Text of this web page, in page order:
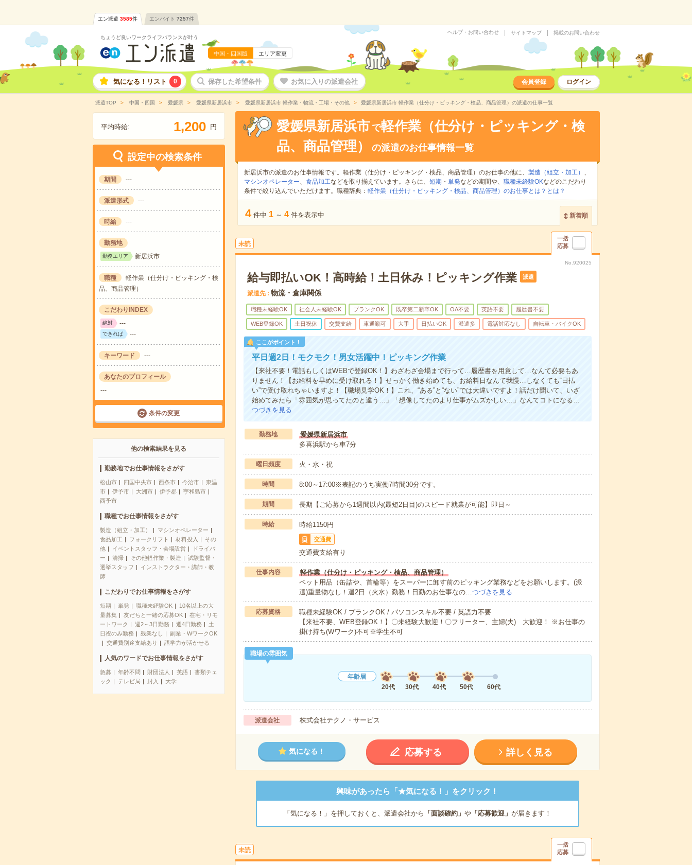
エン派遣 3585件 エンバイト 7257件
ちょうど良いワークライフバランスが叶う
中国・四国版 エリア変更
ヘルプ・お問い合わせ サイトマップ 掲載のお問い合わせ
気になる！リスト 0 保存した希望条件 お気に入りの派遣会社 会員登録 ログイン
派遣TOP 中国・四国 愛媛県 愛媛県新居浜市 愛媛県新居浜市 軽作業・物流・工場・その他 愛媛県新居浜市 軽作業（仕分け・ピッキング・検品、商品管理）の派遣の仕事一覧
平均時給: 1,200 円
設定中の検索条件
期間 ---
派遣形式 ---
時給 ---
勤務地
勤務エリア 新居浜市
職種
軽作業（仕分け・ピッキング・検
品、商品管理）
こだわりINDEX
絶対 ---
できれば ---
キーワード ---
あなたのプロフィール
---
条件の変更
他の検索結果を見る
勤務地でお仕事情報をさがす
松山市 四国中央市 西条市 今治市
東温
市
伊予市 大洲市 伊予郡
宇和島市
西予市
職種でお仕事情報をさがす
製造（組立・加工）
マシンオペレーター
食品加工
フォークリフト 材料投入
その
他
イベントスタッフ・会場設営
ドライバ
ー
清掃 その他軽作業・製造
試験監督・
選挙スタッフ
インストラクター・講師・教
師
こだわりでお仕事情報をさがす
短期 単発 職種未経験OK
10名以上の大
量募集
友だちと一緒の応募OK
在宅・リモ
ートワーク
週2～3日勤務 週4日勤務
土
日祝のみ勤務
残業なし
副業・WワークOK
交通費別途支給あり
語学力が活かせる
人気のワードでお仕事情報をさがす
急募 年齢不問 財団法人 英語
書類チェ
ック
テレビ局 封入 大学
愛媛県新居浜市 で軽作業（仕分け・ピッキング・検
品、商品管理）
の派遣のお仕事情報一覧
新居浜市の派遣のお仕事情報です。軽作業（仕分け・ピッキング・検品、商品管理）のお仕事の他に、 製造（組立・加工） 、
マシンオペレーター、 食品加工などを取り揃えています。さらに、 短期 ・ 単発などの期間や、 職種未経験OKなどのこだわり
条件で絞り込んでいただけます。職種辞典： 軽作業（仕分け・ピッキング・検品、商品管理）のお仕事とは？とは？
4 件中 1 ～ 4 件を表示中 新着順
未読
一括
応募
No.920025
給与即払いOK！高時給！土日休み！ピッキング作業 派遣
派遣先 物流・倉庫関係
職種未経験OK 社会人未経験OK ブランクOK 既卒第二新卒OK OA不要 英語不要 履歴書不要
WEB登録OK 土日祝休 交費支給 車通勤可 大手 日払いOK 派遣多 電話対応なし 自転車・バイクOK
ここがポイント！
平日週2日！モクモク！男女活躍中！ピッキング作業
【来社不要！電話もしくはWEBで登録OK！】わざわざ会場まで行って…履歴書を用意して…なんて必要もあ
りません！【お給料を早めに受け取れる！】せっかく働き始めても、お給料日なんて我慢…しなくても“日払
い”で受け取れちゃいますよ！【職場見学OK！】これ、“ある”と“ない”では大違いですよ！話だけ聞いて、いざ
始めてみたら「雰囲気が思ってたのと違う…」「想像してたのより仕事がムズかしい…」なんてコトになる…
つづきを見る
勤務地
愛媛県新居浜市
多喜浜駅から車7分
曜日頻度 火・水・祝
時間 8:00～17:00※表記のうち実働7時間30分です。
期間 長期【ご応募から1週間以内(最短2日目)のスピード就業が可能】即日～
時給 時給1150円
交通費
交通費支給有り
仕事内容
軽作業（仕分け・ピッキング・検品、商品管理）
ペット用品（缶詰や、首輪等）をスーパーに卸す前のピッキング業務などをお願いします。(派
遣)重量物なし！週2日（火水）勤務！日勤のお仕事なの…つづきを見る
応募資格
職種未経験OK / ブランクOK / パソコンスキル不要 / 英語力不要
【来社不要、WEB登録OK！】〇未経験大歓迎！〇フリーター、主婦(夫) 大歓迎！ ※お仕事の
掛け持ち(Wワーク)不可※学生不可
職場の雰囲気
年齢層
20代
30代 40代 50代 60代
派遣会社 株式会社テクノ・サービス
気になる！ 応募する 詳しく見る
興味があったら「★気になる！」をクリック！
「気になる！」を押しておくと、派遣会社から 「面談確約」 や「応募歓迎」 が届きます！
未読
一括
応募